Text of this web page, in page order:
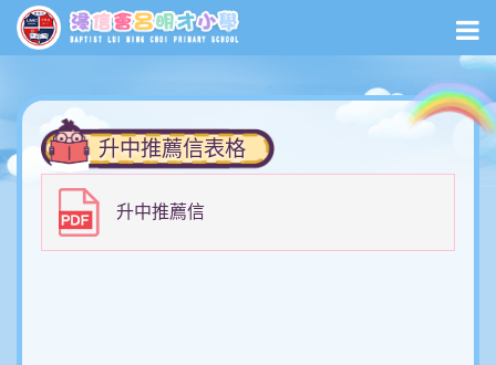
升中推薦信表格
升中推薦信